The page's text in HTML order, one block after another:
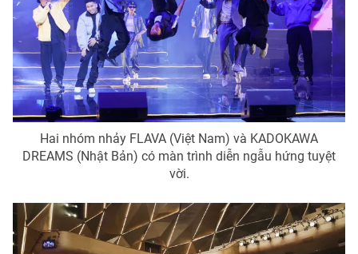
Hai nhóm nhảy FLAVA (Việt Nam) và KADOKAWA
DREAMS (Nhật Bản) có màn trình diễn ngẫu hứng tuyệt
vời.